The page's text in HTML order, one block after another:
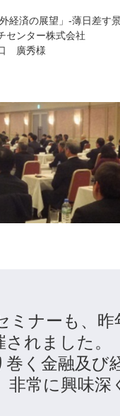
外経済の展望」-薄日差す
センター株式会社
廣秀様
ミナーも、昨
れました。
く金融及び
非常に興味深